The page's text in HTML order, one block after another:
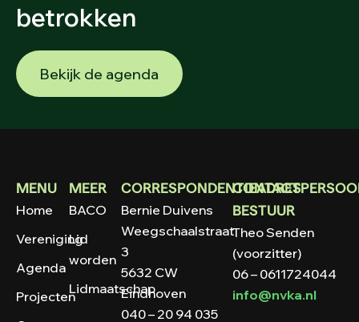
betrokken
Bekijk de agenda
MENU
Home
Vereniging
Agenda
Projecten
MEER
BACO
Lid
worden
Lidmaatschap
CORRESPONDENTIEADRES
Bernie Duivens
Weegschaalstraat
3
5632 CW
Eindhoven
040 – 20 94 035
BESTUUR
Theo Senden
(voorzitter)
06 – 0611724044
info@nvka.nl